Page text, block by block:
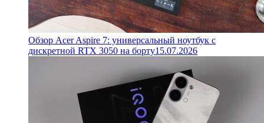
Обзор Acer Aspire 7: универсальный ноутбук с
дискретной RTX 3050 на борту15.07.2026